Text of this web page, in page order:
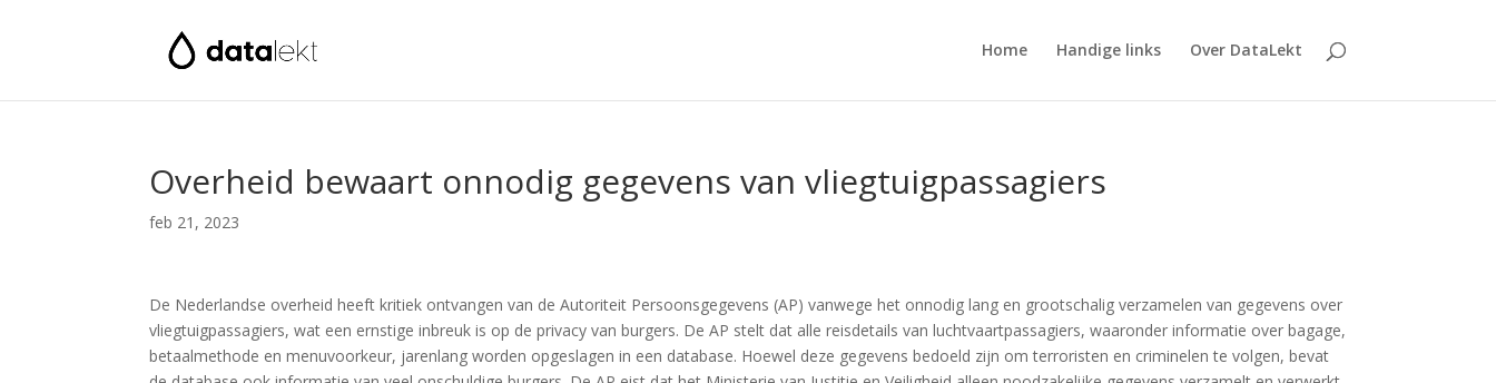
Home Handige links Over DataLekt
Overheid bewaart onnodig gegevens van vliegtuigpassagiers
feb 21, 2023
De Nederlandse overheid heeft kritiek ontvangen van de Autoriteit Persoonsgegevens (AP) vanwege het onnodig lang en grootschalig verzamelen van gegevens over
vliegtuigpassagiers, wat een ernstige inbreuk is op de privacy van burgers. De AP stelt dat alle reisdetails van luchtvaartpassagiers, waaronder informatie over bagage,
betaalmethode en menuvoorkeur, jarenlang worden opgeslagen in een database. Hoewel deze gegevens bedoeld zijn om terroristen en criminelen te volgen, bevat